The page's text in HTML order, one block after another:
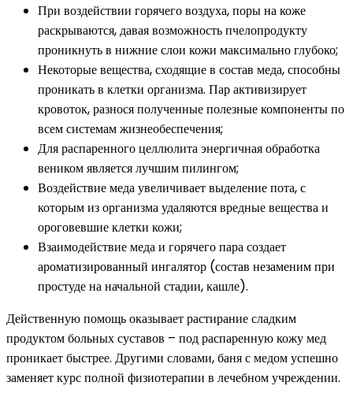
При воздействии горячего воздуха, поры на коже
раскрываются, давая возможность пчелопродукту
проникнуть в нижние слои кожи максимально глубоко;
Некоторые вещества, сходящие в состав меда, способны
проникать в клетки организма. Пар активизирует
кровоток, разнося полученные полезные компоненты по
всем системам жизнеобеспечения;
Для распаренного целлюлита энергичная обработка
веником является лучшим пилингом;
Воздействие меда увеличивает выделение пота, с
которым из организма удаляются вредные вещества и
ороговевшие клетки кожи;
Взаимодействие меда и горячего пара создает
ароматизированный ингалятор (состав незаменим при
простуде на начальной стадии, кашле).
Действенную помощь оказывает растирание сладким
продуктом больных суставов – под распаренную кожу мед
проникает быстрее. Другими словами, баня с медом успешно
заменяет курс полной физиотерапии в лечебном учреждении.